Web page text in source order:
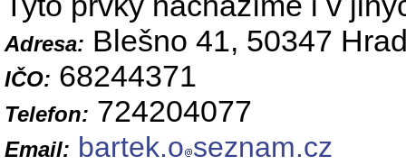
Adresa: Blešno 41, 50347
IČO: 68244371
Telefon: 724204077
Email: bartek.o seznam.cz